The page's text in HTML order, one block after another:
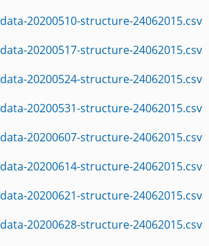
data-20200510-structure-24062015.csv
data-20200517-structure-24062015.csv
data-20200524-structure-24062015.csv
data-20200531-structure-24062015.csv
data-20200607-structure-24062015.csv
data-20200614-structure-24062015.csv
data-20200621-structure-24062015.csv
data-20200628-structure-24062015.csv